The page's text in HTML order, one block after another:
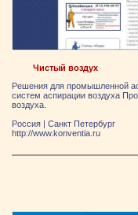
Чистый воздух
Решения для промышленной
систем аспирации воздуха
воздуха.
Россия
Санкт Петербург
http://www.konventia.ru